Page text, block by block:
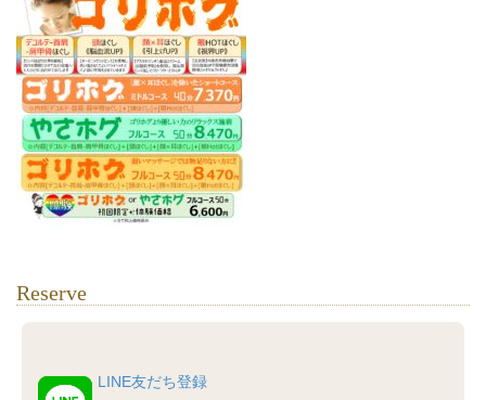
Reserve
LINE友だち登録